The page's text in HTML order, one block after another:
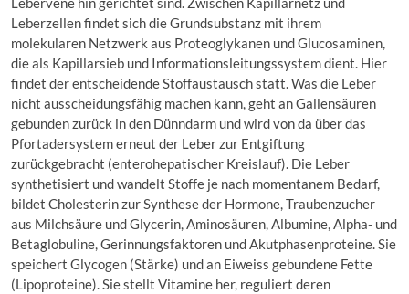
Leberzellen findet sich die Grundsubstanz mit ihrem
molekularen Netzwerk aus Proteoglykanen und Glucosaminen,
die als Kapillarsieb und Informationsleitungssystem dient. Hier
findet der entscheidende Stoffaustausch statt. Was die Leber
nicht ausscheidungsfähig machen kann, geht an Gallensäuren
gebunden zurück in den Dünndarm und wird von da über das
Pfortadersystem erneut der Leber zur Entgiftung
zurückgebracht (enterohepatischer Kreislauf). Die Leber
synthetisiert und wandelt Stoffe je nach momentanem Bedarf,
bildet Cholesterin zur Synthese der Hormone, Traubenzucher
aus Milchsäure und Glycerin, Aminosäuren, Albumine, Alpha- und
Betaglobuline, Gerinnungsfaktoren und Akutphasenproteine. Sie
speichert Glycogen (Stärke) und an Eiweiss gebundene Fette
(Lipoproteine). Sie stellt Vitamine her, reguliert deren